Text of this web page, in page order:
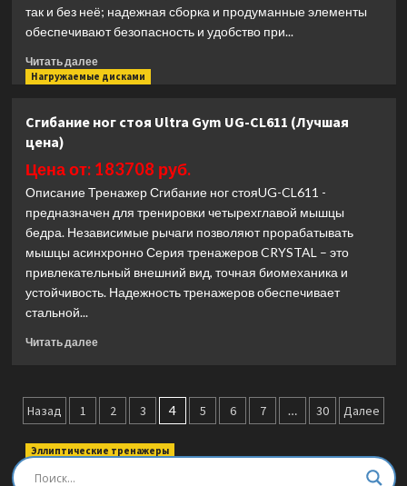
так и без неё; надежная сборка и продуманные элементы
обеспечивают безопасность и удобство при...
Читать далееПрочитать
больше
рама
UG-
CL615
(Лучшая
цена)
Нагружаемые дисками
Сгибание ног стоя Ultra Gym UG-CL611 (Лучшая
цена)
Цена от: 183708 руб.
Описание Тренажер Сгибание ног стояUG-CL611 -
предназначен для тренировки четырехглавой мышцы
бедра. Независимые рычаги позволяют прорабатывать
мышцы асинхронно Серия тренажеров CRYSTAL – это
привлекательный внешний вид, точная биомеханика и
устойчивость. Надежность тренажеров обеспечивает
стальной...
Читать далееПрочитать
ног
стоя
Ultra
Gym
Пагинация
записей
Назад 1 2 3 4 5 6 7 … 30 Далее
Эллиптические тренажеры
Эллиптический тренажер DFC E8745T